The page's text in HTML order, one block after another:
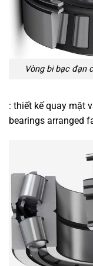
Vòng bi bạc đạn
: thiết kế quay mặt
bearings arranged